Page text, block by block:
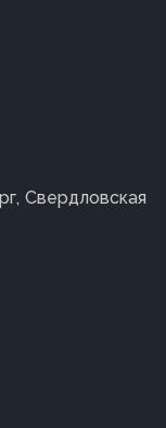
Свердловская